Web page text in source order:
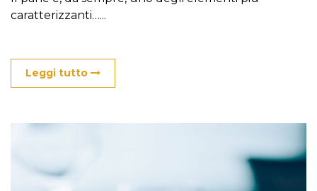
caratterizzanti…...
Leggi tutto